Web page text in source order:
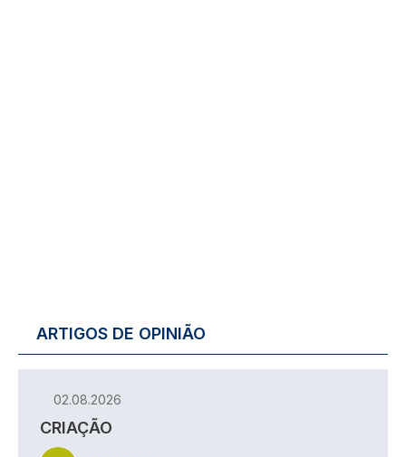
ARTIGOS DE OPINIÃO
02.08.2026
CRIAÇÃO